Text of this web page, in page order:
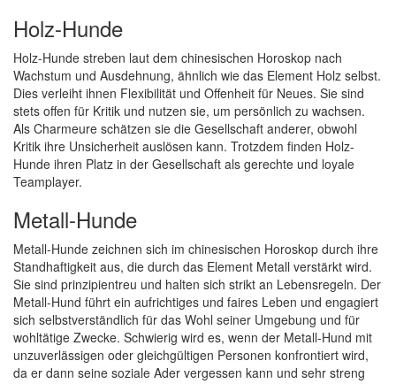
Holz-Hunde
Holz-Hunde streben laut dem chinesischen Horoskop nach
Wachstum und Ausdehnung, ähnlich wie das Element Holz selbst.
Dies verleiht ihnen Flexibilität und Offenheit für Neues. Sie sind
stets offen für Kritik und nutzen sie, um persönlich zu wachsen.
Als Charmeure schätzen sie die Gesellschaft anderer, obwohl
Kritik ihre Unsicherheit auslösen kann. Trotzdem finden Holz-
Hunde ihren Platz in der Gesellschaft als gerechte und loyale
Teamplayer.
Metall-Hunde
Metall-Hunde zeichnen sich im chinesischen Horoskop durch ihre
Standhaftigkeit aus, die durch das Element Metall verstärkt wird.
Sie sind prinzipientreu und halten sich strikt an Lebensregeln. Der
Metall-Hund führt ein aufrichtiges und faires Leben und engagiert
sich selbstverständlich für das Wohl seiner Umgebung und für
wohltätige Zwecke. Schwierig wird es, wenn der Metall-Hund mit
unzuverlässigen oder gleichgültigen Personen konfrontiert wird,
da er dann seine soziale Ader vergessen kann und sehr streng